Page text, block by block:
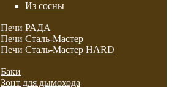
Из сосны
Печи РАДА
Печи Сталь-Мастер
Печи Сталь-Мастер HARD
Баки
Зонт для дымохода